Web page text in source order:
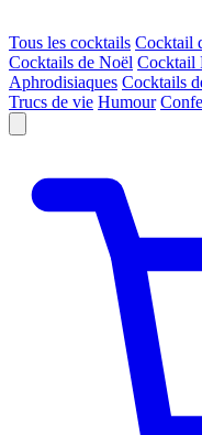
Tous les cocktails Cocktail
Cocktails de Noël Cocktail
Aphrodisiaques Cocktails
Trucs de vie Humour